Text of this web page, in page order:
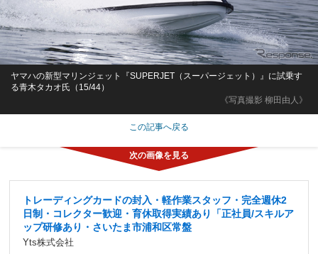
《写真撮影 柳田由人》
ヤマハの新型マリンジェット『SUPERJET（スーパージェット）』に試乗す
る青木タカオ氏（15/44）
この記事へ戻る
トレーディングカードの封入・軽作業スタッフ・完全週休2
日制・コレクター歓迎・育休取得実績あり「正社員/スキルア
ップ研修あり・さいたま市浦和区常盤
Yts株式会社